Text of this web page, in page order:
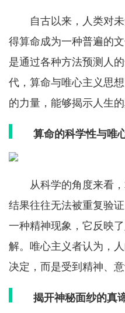
自古以来，人类对
得算命成为一种普遍的
是通过各种方法预测人
代，算命与唯心主义思
的力量，能够揭示人生的
算命的科学性与唯
从科学的角度来看
结果往往无法被重复验
一种精神现象，它反映
解。唯心主义者认为，
决定，而是受到精神、
揭开神秘面纱的真